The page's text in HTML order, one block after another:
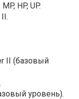
HP, UP.
II (базовый
уровень).